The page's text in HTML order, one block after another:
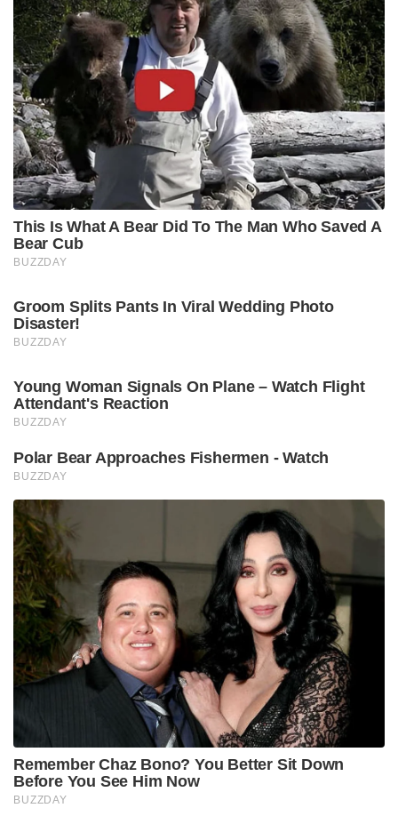
This Is What A Bear Did To The Man Who Saved A
Bear Cub
BUZZDAY
Groom Splits Pants In Viral Wedding Photo
Disaster!
BUZZDAY
Young Woman Signals On Plane – Watch Flight
Attendant's Reaction
BUZZDAY
Polar Bear Approaches Fishermen - Watch
BUZZDAY
Remember Chaz Bono? You Better Sit Down
Before You See Him Now
BUZZDAY